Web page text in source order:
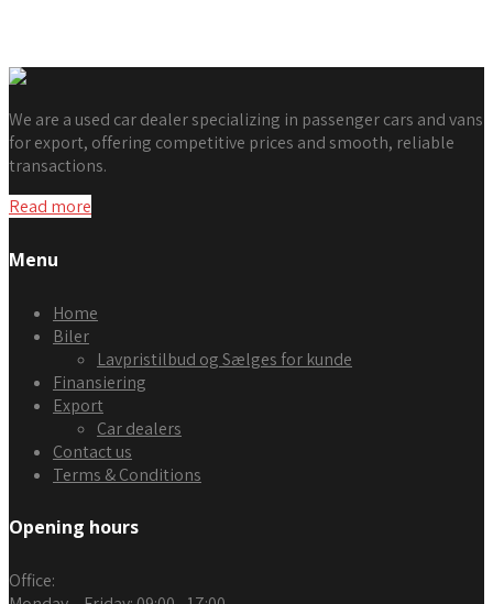
We are a used car dealer specializing in passenger cars and vans
for export, offering competitive prices and smooth, reliable
transactions.
Read more
Menu
Home
Biler
Lavpristilbud og Sælges for kunde
Finansiering
Export
Car dealers
Contact us
Terms & Conditions
Opening hours
Office: